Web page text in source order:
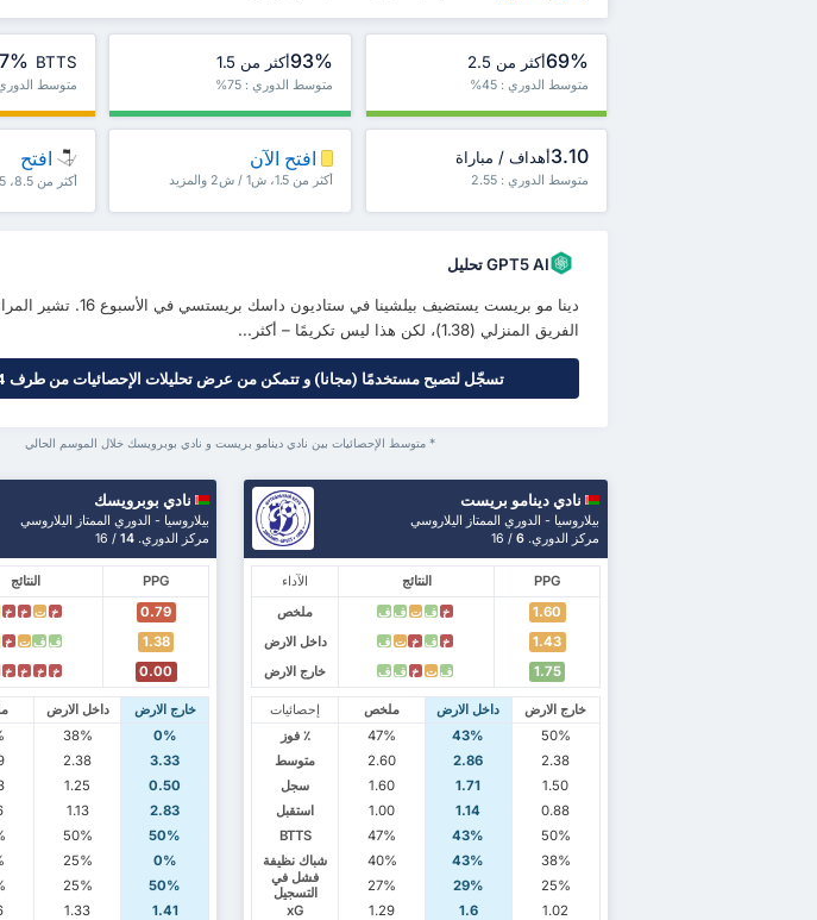
69%أكثر من 2.5
متوسط الدوري : 45%
93%أكثر من 1.5
متوسط الدوري : 75%
BTTS
متوسط الدوري :
3.10أهداف / مباراة
متوسط الدوري : 2.55
افتح الآن
أكثر من 1.5، ش1 / ش2 والمزيد
افتح
أكثر من 8.5، 9.5 والمزيد
GPT5 AI تحليل
دينا مو بريست يستضيف بيلشينا في
الفريق المنزلي (1.38)، لكن هذا ليس تكريمًا – أكثر...
تسجّل لتصبح مستخدمًا (مجانا) و تتمكن من عرض تحليلات الإحصائيات من طرف GPT-4
* متوسط الإحصائيات بين نادي دينامو بريست و نادي بوبرويسك خلال الموسم الحالي
نادي دينامو بريست
بيلاروسيا - الدوري الممتاز اليلاروسي
مركز الدوري. 6
/ 16
الآداء النتائج
PPG
ملخص
خ ف ت ف ف
1.60
داخل الارض
خ ف خ ت ف
1.43
خارج الارض
ف ت خ ف ف 1.75
إحصائيات ملخص داخل الارض
خارج الارض
٪ فوز
47% 43%
50%
متوسط
2.60 2.86
2.38
سجل
1.60 1.71
1.50
استقبل
1.00 1.14
0.88
BTTS
47% 43%
50%
شباك نظيفة
40% 43%
38%
فشل في
التسجيل
27% 29%
25%
xG
1.29 1.6
1.02
نادي بوبرويسك
بيلاروسيا - الدوري الممتاز اليلاروسي
مركز الدوري.14
/ 16
النتائج
PPG
خ ت خ خ
0.79
ف ف ت خ
1.38
خ خ خ خ 0.00
داخل الارض
خارج الارض
38%
0%
2.38
3.33
1.25
0.50
1.13
2.83
50%
50%
25%
0%
25%
50%
1.33
1.41